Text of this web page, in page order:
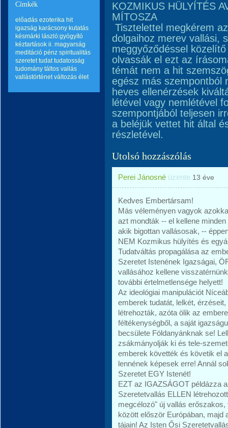
Címkék
előadás ezoterika hit
igazság karácsony kutatás
késmárki lászló:gyógyító
kéztartások ii. magyarság
meditáció pénz spiritualitás
szeretet tudat tudatosság
tudomány táltos vallás
vallástörténet változás élet
KOZMIKUS HÜLYÍTÉS
MÍTOSZA
Tisztelettel megkérem
dolgaihoz merev vallási,
meggyőződéssel
olvassák el ezt az
témát nem a hit
egész más szempontból
heves ellenérzések
létével vagy nemlétével
szempontjából teljesen
a beléjük vettet hit által
részletével.
Utolsó hozzászólás
Perei Jánosné üzente 13 éve
Kedves Embertársam!
Más véleményen vagyok
azt mondták -- el kellene
akik bigottan vallásosak, --
NEM Kozmikus hülyítés és
Tudatváltás propagálása az
Szeretet Istenének Igazságai,
vallásához kellene
további értelmetlensége helyett!
Az ideológiai manipulációt
emberek tudatát, lelkét,
létrehozták, azóta ölik az
féltékenységből, a saját
becsülete Földanyánknak se!
zsákmányolják ki és tele-
emberek követték és követik el
lennének képesek erre! Annál
Szeretet EGY Istenét!
EZT az IGAZSÁGOT példázza
Szeretetvallás ELLEN
megcélozó" új vallás
között először Európában, majd
tájain! Az Isten Ősi